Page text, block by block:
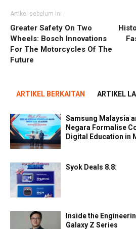
Artikel sebelum ini
Greater Safety On Two
Wheels: Bosch Innovations
For The Motorcycles Of The
Future
ARTIKEL BERKAITAN ARTIKEL
Samsung Malaysia
Negara Formalise
Digital Education in
Syok Deals 8.8:
Inside the
Galaxy Z Series